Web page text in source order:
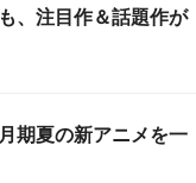
、注目作＆話題作が
期夏の新アニメを一